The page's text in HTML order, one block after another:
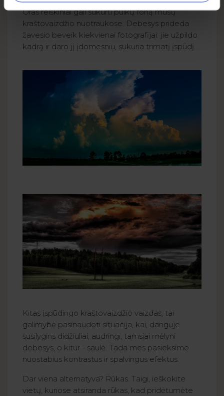
Oras reiškiniai gali sukurti puikų foną mūsų
kraštovaizdžio nuotraukose. Debesys prideda
žavesio beveik kiekvienai fotografijai: jie užpildo
kadrą ir daro jį įdomesniu, sukuria trimatį įspūdį.
Kitas įspūdingo kraštovaizdžio vaizdas, tai
galimybė pasinaudoti situacija, kai, danguje
susilygins didžiuliai, audringi, tamsiai mėlyni
debesys, o kitur - saulė. Tada mes pasieksime
nuostabius kontrastus ir spalvingus efektus.
Dar viena alternatyva? Rūkas. Taigi, ieškokite
vietų, kuriose atsiranda rūkas, kad pridėtumėte